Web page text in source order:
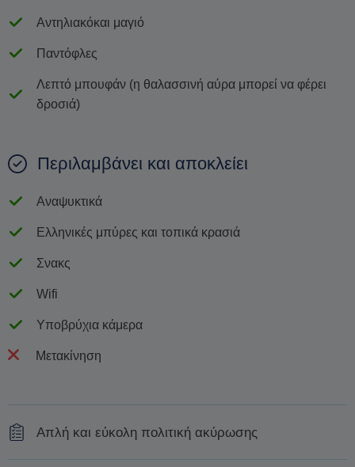
Αντηλιακόκαι μαγιό
Παντόφλες
Λεπτό μπουφάν (η θαλασσινή αύρα μπορεί να φέρει
δροσιά)
Περιλαμβάνει και αποκλείει
Αναψυκτικά
Ελληνικές μπύρες και τοπικά κρασιά
Σνακς
Wifi
Υποβρύχια κάμερα
Μετακίνηση
Απλή και εύκολη πολιτική ακύρωσης